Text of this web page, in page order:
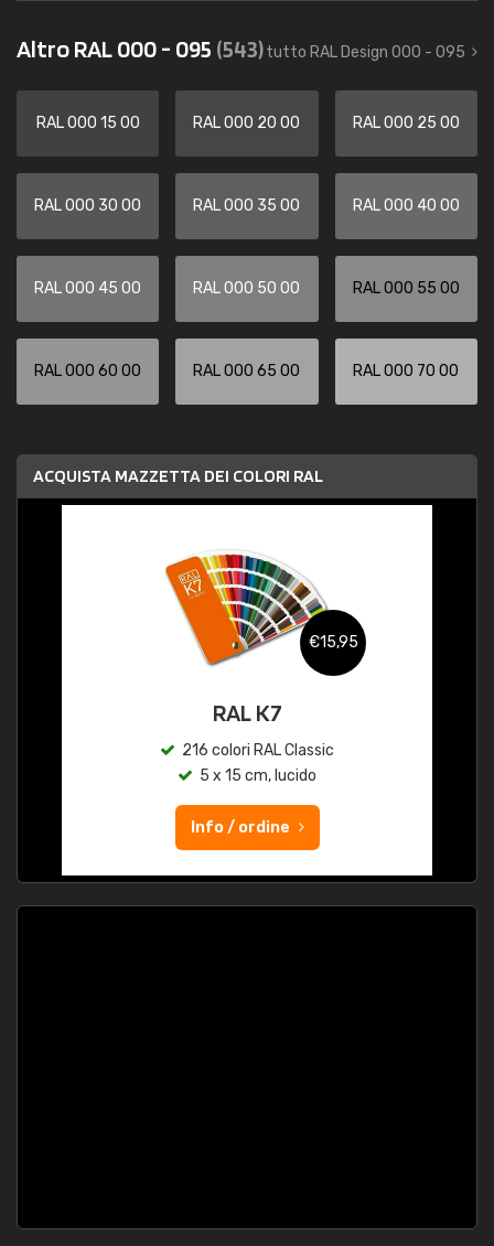
Altro RAL 000 - 095 (543)tutto RAL Design 000 - 095
RAL 000 15 00 RAL 000 20 00 RAL 000 25 00
RAL 000 30 00 RAL 000 35 00 RAL 000 40 00
RAL 000 45 00 RAL 000 50 00 RAL 000 55 00
RAL 000 60 00 RAL 000 65 00 RAL 000 70 00
ACQUISTA MAZZETTA DEI COLORI RAL
€15,95
RAL K7
216 colori RAL Classic
5 x 15 cm, lucido
Info / ordine